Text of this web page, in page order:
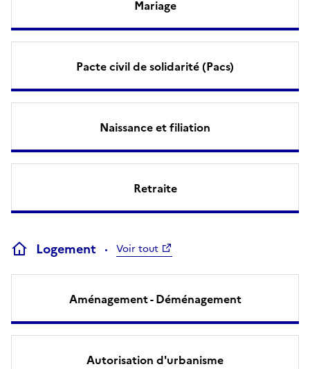
Mariage
Pacte civil de solidarité (Pacs)
Naissance et filiation
Retraite
Logement Voir tout
Aménagement - Déménagement
Autorisation d'urbanisme